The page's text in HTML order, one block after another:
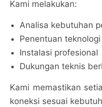
Kami melakukan:
Analisa kebutuhan
Penentuan
Instalasi profesional
Dukungan teknis
Kami memastikan
koneksi sesuai